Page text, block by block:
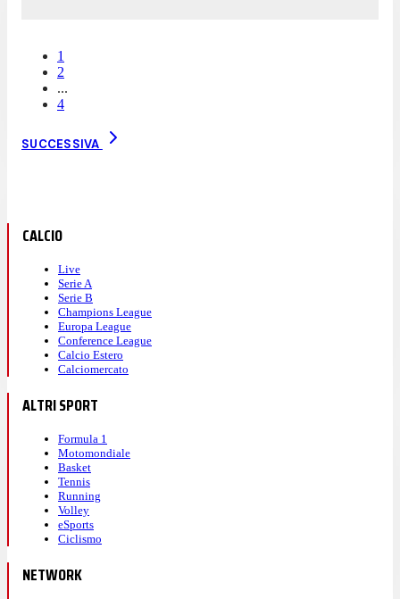
1
2
...
4
SUCCESSIVA
CALCIO
Live
Serie A
Serie B
Champions League
Europa League
Conference League
Calcio Estero
Calciomercato
ALTRI SPORT
Formula 1
Motomondiale
Basket
Tennis
Running
Volley
eSports
Ciclismo
NETWORK